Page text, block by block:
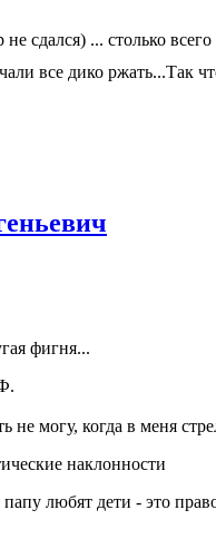
сдался) ... столько
все дико ржать...Так
фигня...
не могу, когда в меня
наклонности
любят дети - это